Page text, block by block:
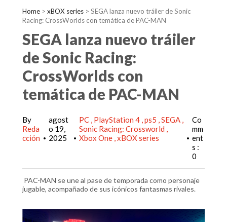
Home > xBOX series > SEGA lanza nuevo tráiler de Sonic
Racing: CrossWorlds con temática de PAC-MAN
SEGA lanza nuevo tráiler
de Sonic Racing:
CrossWorlds con
temática de PAC-MAN
By
Reda
cción
•
agost
o 19,
2025
•
PC PlayStation 4 ps5 SEGA
Sonic Racing: Crossworld
Xbox One xBOX series •
Co
mm
ent
s :
0
PAC-MAN se une al pase de temporada como personaje
jugable, acompañado de sus icónicos fantasmas rivales.